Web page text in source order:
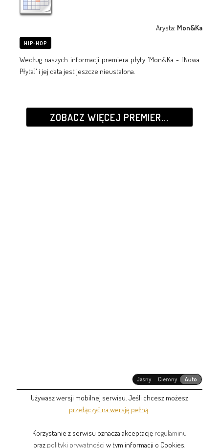
Arysta: Mon&Ka
HIP-HOP
Według naszych informacji premiera płyty 'Mon&Ka - [Nowa
Płyta]' i jej data jest jeszcze nieustalona.
ZOBACZ WIĘCEJ PREMIER...
Jasny Ciemny Auto
Używasz wersji mobilnej serwisu. Jeśli chcesz możesz
przełączyć na wersję pełną
Korzystanie z serwisu oznacza akceptację regulaminu
oraz polityki prywatności w tym informacji o Cookies.